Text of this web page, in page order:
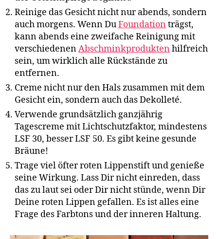
Reinige das Gesicht nicht nur abends, sondern
auch morgens. Wenn DuFoundation trägst,
kann abends eine zweifache Reinigung mit
verschiedenenAbschminkprodukten hilfreich
sein, um wirklich alle Rückstände zu
entfernen.
Creme nicht nur den Hals zusammen mit dem
Gesicht ein, sondern auch das Dekolleté.
Verwende grundsätzlich ganzjährig
Tagescreme mit Lichtschutzfaktor, mindestens
LSF 30, besser LSF 50. Es gibt keine gesunde
Bräune!
Trage viel öfter roten Lippenstift und genieße
seine Wirkung. Lass Dir nicht einreden, dass
das zu laut sei oder Dir nicht stünde, wenn Dir
Deine roten Lippen gefallen. Es ist alles eine
Frage des Farbtons und der inneren Haltung.